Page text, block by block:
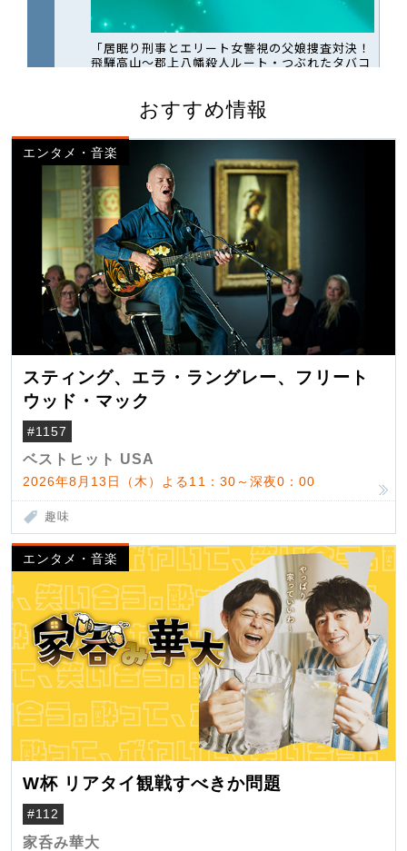
おすすめ情報
エンタメ・音楽
スティング、エラ・ラングレー、フリート
ウッド・マック
#1157
ベストヒット USA
2026年8月13日（木）よる11：30～深夜0：00
趣味
エンタメ・音楽
W杯 リアタイ観戦すべきか問題
#112
家呑み華大